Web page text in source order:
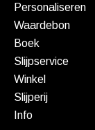
Personaliseren
Waardebon
Boek
Slijpservice
Winkel
Slijperij
Info